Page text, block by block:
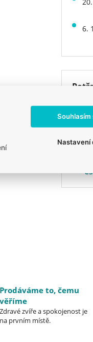
6.
Prodáváme to, čemu
věříme
Zdravé zvíře a spokojenost je
na prvním místě.
Souhlasím
Nastavení